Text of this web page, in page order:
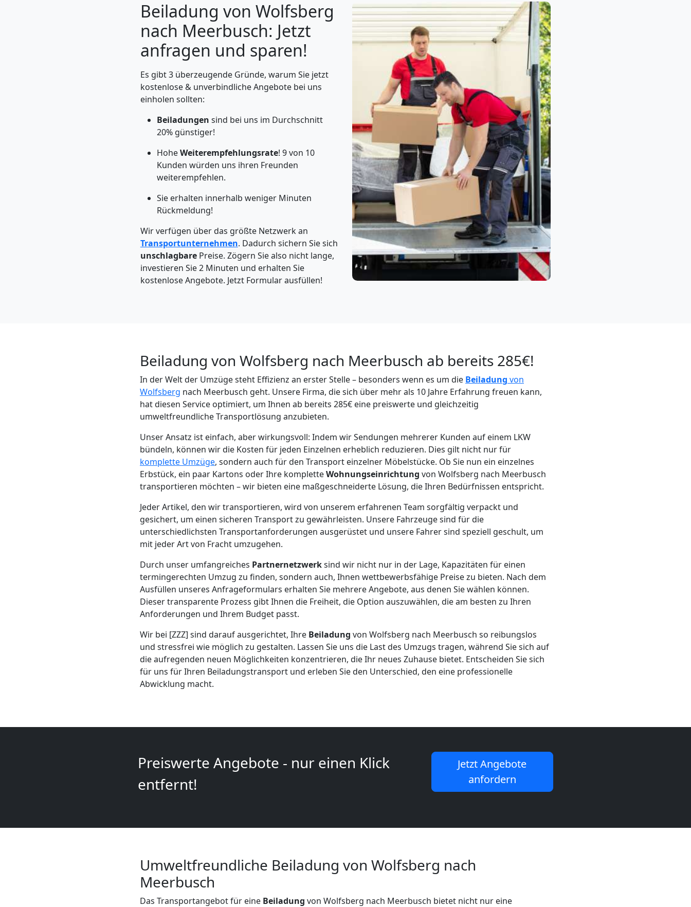
Beiladung von Wolfsberg
nach Meerbusch: Jetzt
anfragen und sparen!
Es gibt 3 überzeugende Gründe, warum Sie jetzt
kostenlose & unverbindliche Angebote bei uns
einholen sollten:
Beiladungen sind bei uns im Durchschnitt
20% günstiger!
HoheWeiterempfehlungsrate! 9 von 10
Kunden würden uns ihren Freunden
weiterempfehlen.
Sie erhalten innerhalb weniger Minuten
Rückmeldung!
Wir verfügen über das größte Netzwerk an
Transportunternehmen. Dadurch sichern Sie sich
unschlagbare Preise. Zögern Sie also nicht lange,
investieren Sie 2 Minuten und erhalten Sie
kostenlose Angebote. Jetzt Formular ausfüllen!
Beiladung von Wolfsberg nach Meerbusch ab bereits 285€!
In der Welt der Umzüge steht Effizienz an erster Stelle – besonders wenn es um die Beiladung von
Wolfsberg nach Meerbusch geht. Unsere Firma, die sich über mehr als 10 Jahre Erfahrung freuen kann,
hat diesen Service optimiert, um Ihnen ab bereits 285€ eine preiswerte und gleichzeitig
umweltfreundliche Transportlösung anzubieten.
Unser Ansatz ist einfach, aber wirkungsvoll: Indem wir Sendungen mehrerer Kunden auf einem LKW
bündeln, können wir die Kosten für jeden Einzelnen erheblich reduzieren. Dies gilt nicht nur für
komplette Umzüge, sondern auch für den Transport einzelner Möbelstücke. Ob Sie nun ein einzelnes
Erbstück, ein paar Kartons oder Ihre kompletteWohnungseinrichtung von Wolfsberg nach Meerbusch
transportieren möchten – wir bieten eine maßgeschneiderte Lösung, die Ihren Bedürfnissen entspricht.
Jeder Artikel, den wir transportieren, wird von unserem erfahrenen Team sorgfältig verpackt und
gesichert, um einen sicheren Transport zu gewährleisten. Unsere Fahrzeuge sind für die
unterschiedlichsten Transportanforderungen ausgerüstet und unsere Fahrer sind speziell geschult, um
mit jeder Art von Fracht umzugehen.
Durch unser umfangreiches Partnernetzwerksind wir nicht nur in der Lage, Kapazitäten für einen
termingerechten Umzug zu finden, sondern auch, Ihnen wettbewerbsfähige Preise zu bieten. Nach dem
Ausfüllen unseres Anfrageformulars erhalten Sie mehrere Angebote, aus denen Sie wählen können.
Dieser transparente Prozess gibt Ihnen die Freiheit, die Option auszuwählen, die am besten zu Ihren
Anforderungen und Ihrem Budget passt.
Wir bei [ZZZ] sind darauf ausgerichtet, Ihre Beiladung von Wolfsberg nach Meerbusch so reibungslos
und stressfrei wie möglich zu gestalten. Lassen Sie uns die Last des Umzugs tragen, während Sie sich auf
die aufregenden neuen Möglichkeiten konzentrieren, die Ihr neues Zuhause bietet. Entscheiden Sie sich
für uns für Ihren Beiladungstransport und erleben Sie den Unterschied, den eine professionelle
Abwicklung macht.
Preiswerte Angebote - nur einen Klick
entfernt!
Jetzt Angebote
anfordern
Umweltfreundliche Beiladung von Wolfsberg nach
Meerbusch
Das Transportangebot für eine Beiladung von Wolfsberg nach Meerbusch bietet nicht nur eine
LKW
Wolfsberg